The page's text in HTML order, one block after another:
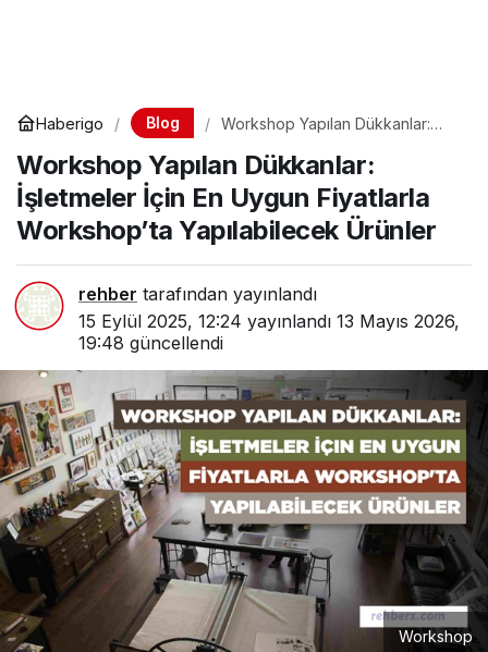
Haberigo Blog
Workshop Yapılan Dükkanlar:
Workshop’ta Yapılabilecek
Ürünler
Workshop Yapılan Dükkanlar:
İşletmeler İçin En Uygun Fiyatlarla
Workshop’ta Yapılabilecek Ürünler
rehber tarafından yayınlandı
15 Eylül 2025, 12:24 yayınlandı 13 Mayıs 2026,
19:48 güncellendi
Workshop